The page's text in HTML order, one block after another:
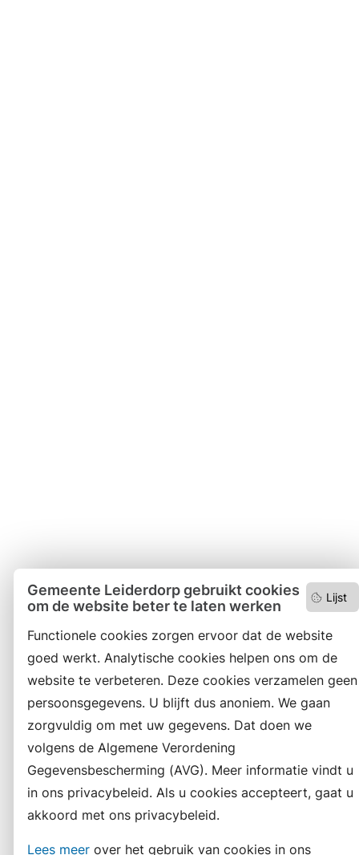
Lijst
Gemeente Leiderdorp gebruikt cookies
om de website beter te laten werken
Functionele cookies zorgen ervoor dat de website
goed werkt. Analytische cookies helpen ons om de
website te verbeteren. Deze cookies verzamelen geen
persoonsgegevens. U blijft dus anoniem. We gaan
zorgvuldig om met uw gegevens. Dat doen we
volgens de Algemene Verordening
Gegevensbescherming (AVG). Meer informatie vindt u
in ons privacybeleid. Als u cookies accepteert, gaat u
akkoord met ons privacybeleid.
Lees meer over het gebruik van cookies in ons